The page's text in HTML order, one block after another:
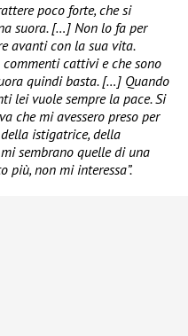
poco forte, che si
suora. […] Non lo fa per
avanti con la sua vita.
commenti cattivi e che sono
quindi basta. […] Quando
lei vuole sempre la pace. Si
che mi avessero preso per
istigatrice, della
sembrano quelle di una
più, non mi interessa”.